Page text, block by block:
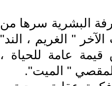
البشرية سرها من
" الغريم ، الند"
عامة للحياة ،
" الميت".